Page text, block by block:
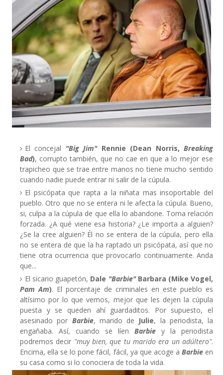
El concejal "Big Jim"Rennie (Dean Norris,Breaking
Bad), corrupto también, que no cae en que a lo mejor ese
trapicheo que se trae entre manos no tiene mucho sentido
cuando nadie puede entrar ni salir de la cúpula.
El psicópata que rapta a la niñata mas insoportable del
pueblo. Otro que no se entera ni le afecta la cúpula. Bueno,
si, culpa a la cúpula de que ella lo abandone. Toma relación
forzada. ¿A qué viene esa historia? ¿Le importa a alguien?
¿Se la cree alguien? Él no se entera de la cúpula, pero ella
no se entera de que la ha raptado un psicópata, así que no
tiene otra ocurrencia que provocarlo continuamente. Anda
que...
El sicario guapetón, Dale "Barbie"Barbara (Mike Vogel,
Pam Am). El porcentaje de criminales en este pueblo es
altísimo por lo que vemos, mejor que les dejen la cúpula
puesta y se queden ahí guardaditos. Por supuesto, el
asesinado por Barbie, marido de Julie, la periodista, la
engañaba. Así, cuando se líen Barbie y la periodista
podremos decir "muy bien, que tu marido era un adúltero".
Encima, ella se lo pone fácil, fácil, ya que acoge a Barbie en
su casa como si lo conociera de toda la vida.